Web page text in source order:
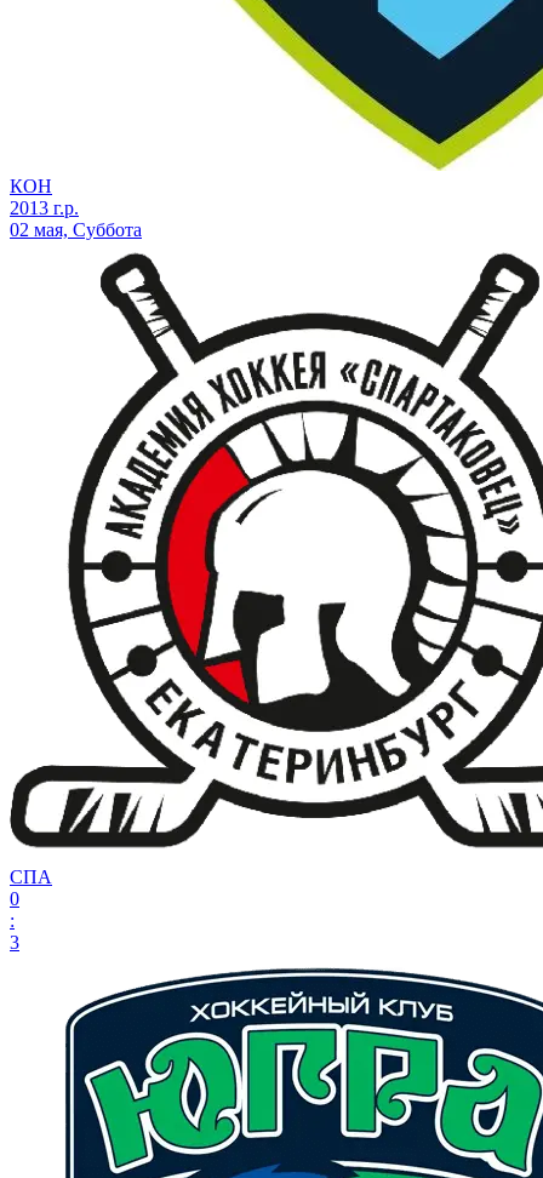
КОН
2013 г.р.
02 мая, Суббота
СПА
0
:
3